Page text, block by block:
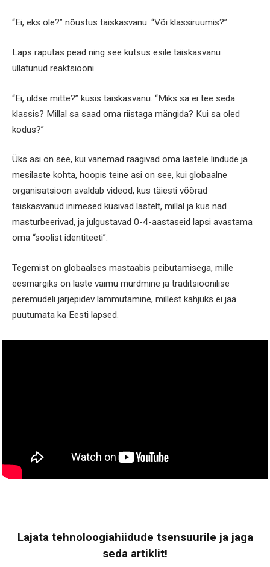
“Ei, eks ole?” nõustus täiskasvanu. “Või klassiruumis?”
Laps raputas pead ning see kutsus esile täiskasvanu
üllatunud reaktsiooni.
“Ei, üldse mitte?” küsis täiskasvanu. “Miks sa ei tee seda
klassis? Millal sa saad oma riistaga mängida? Kui sa oled
kodus?”
Üks asi on see, kui vanemad räägivad oma lastele lindude ja
mesilaste kohta, hoopis teine asi on see, kui globaalne
organisatsioon avaldab videod, kus täiesti võõrad
täiskasvanud inimesed küsivad lastelt, millal ja kus nad
masturbeerivad, ja julgustavad 0-4-aastaseid lapsi avastama
oma “soolist identiteeti”.
Tegemist on globaalses mastaabis peibutamisega, mille
eesmärgiks on laste vaimu murdmine ja traditsioonilise
peremudeli järjepidev lammutamine, millest kahjuks ei jää
puutumata ka Eesti lapsed.
Lajata tehnoloogiahiidude tsensuurile ja jaga
seda artiklit!